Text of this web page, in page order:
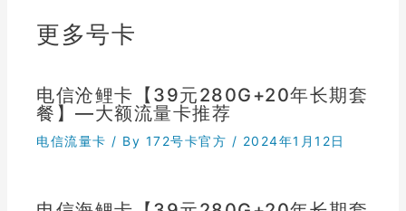
更多号卡
电信沧鲤卡【39元280G+20年长期套
餐】—大额流量卡推荐
电信流量卡 / By 172号卡官方 / 2024年1月12日